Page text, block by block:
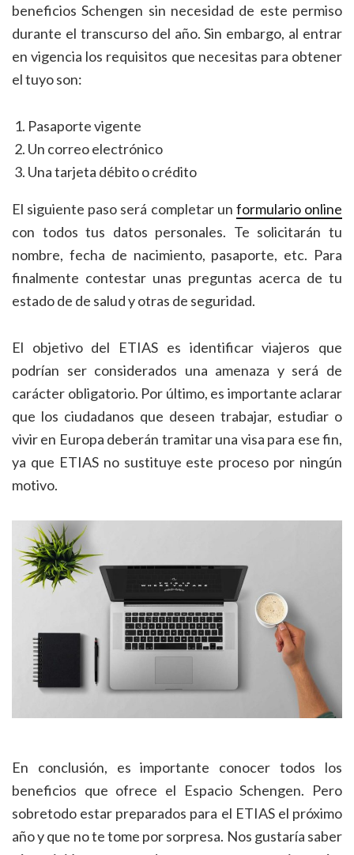
beneficios Schengen sin necesidad de este permiso
durante el transcurso del año. Sin embargo, al entrar
en vigencia los requisitos que necesitas para obtener
el tuyo son:
Pasaporte vigente
Un correo electrónico
Una tarjeta débito o crédito
El siguiente paso será completar un formulario online
con todos tus datos personales. Te solicitarán tu
nombre, fecha de nacimiento, pasaporte, etc. Para
finalmente contestar unas preguntas acerca de tu
estado de de salud y otras de seguridad.
El objetivo del ETIAS es identificar viajeros que
podrían ser considerados una amenaza y será de
carácter obligatorio. Por último, es importante aclarar
que los ciudadanos que deseen trabajar, estudiar o
vivir en Europa deberán tramitar una visa para ese fin,
ya que ETIAS no sustituye este proceso por ningún
motivo.
En conclusión, es importante conocer todos los
beneficios que ofrece el Espacio Schengen. Pero
sobretodo estar preparados para el ETIAS el próximo
año y que no te tome por sorpresa. Nos gustaría saber